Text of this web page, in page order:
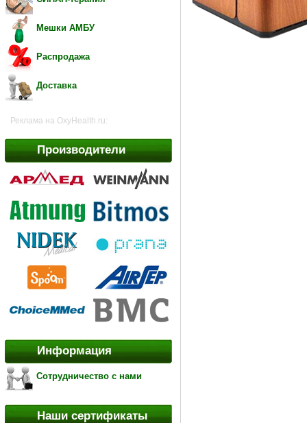
Мешки АМБУ
Распродажа
Доставка
Реклама на OxyHealth.ru:
Производители
Информация
Сотрудничество с нами
Наши сертификаты